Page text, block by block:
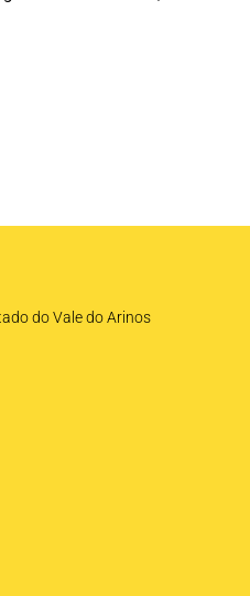
do Vale do Arinos